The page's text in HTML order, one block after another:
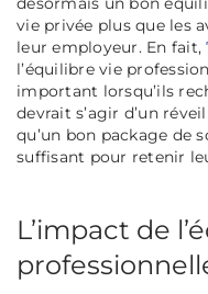
vie privée plus que les
leur employeur. En fait,
l’équilibre vie
important lorsqu’ils
devrait s’agir d’un
qu’un bon package de
suffisant pour retenir
L’impact de